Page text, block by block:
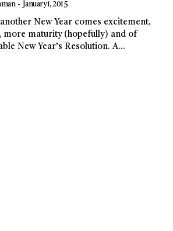
- January 1, 2015
New Year comes excitement,
more maturity (hopefully) and of
New Year’s Resolution. A...